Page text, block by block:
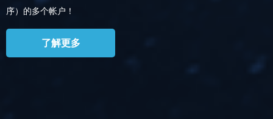
序）的多个帐户！
了解更多